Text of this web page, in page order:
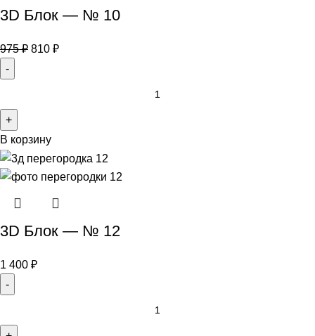
3D Блок — № 10
975₽ 810 ₽
В корзину
3D Блок — № 12
1 400 ₽